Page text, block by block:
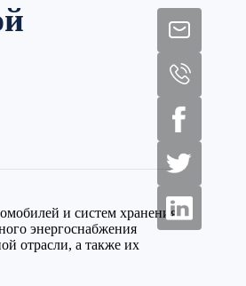
и систем хранения
энергоснабжения
отрасли, а также их